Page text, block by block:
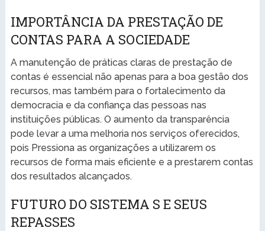
IMPORTÂNCIA DA PRESTAÇÃO DE
CONTAS PARA A SOCIEDADE
A manutenção de práticas claras de prestação de
contas é essencial não apenas para a boa gestão dos
recursos, mas também para o fortalecimento da
democracia e da confiança das pessoas nas
instituições públicas. O aumento da transparência
pode levar a uma melhoria nos serviços oferecidos,
pois Pressiona as organizações a utilizarem os
recursos de forma mais eficiente e a prestarem contas
dos resultados alcançados.
FUTURO DO SISTEMA S E SEUS
REPASSES